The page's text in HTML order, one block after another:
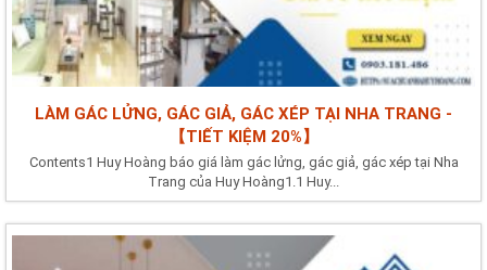
LÀM GÁC LỬNG, GÁC GIẢ, GÁC XÉP TẠI NHA TRANG -
【TIẾT KIỆM 20%】
Contents1 Huy Hoàng báo giá làm gác lửng, gác giả, gác xép tại Nha
Trang của Huy Hoàng1.1 Huy...